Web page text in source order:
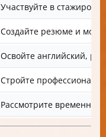
Участвуйте в
Создайте резюме и
Освойте английский,
Стройте
Рассмотрите